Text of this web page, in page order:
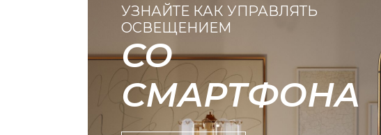
УЗНАЙТЕ КАК УПРАВЛЯТЬ
ОСВЕЩЕНИЕМ
СО
СМАРТФОНА